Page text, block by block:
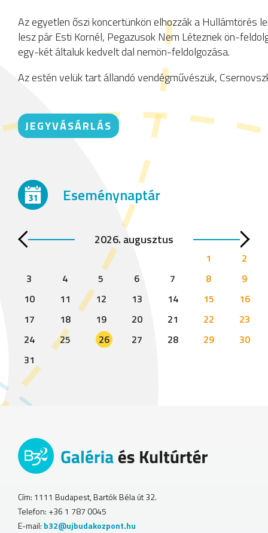
Az egyetlen őszi koncertünkön elhozzák a Hullámtörés
lesz pár Esti Kornél, Pegazusok Nem Léteznek ön-
egy-két általuk kedvelt dal nemön-feldolgozása.
Az estén velük tart állandó vendégművészük,
JEGYVÁSÁRLÁS
Eseménynaptár
2026. augusztus
1
2
3
4 5 6 7 8
9
10
11 12 13 14 15
16
17
18 19 20 21 22
23
24
25 26 27 28 29
30
31
Cím: 1111 Budapest, Bartók Béla út 32.
Telefon: +36 1 787 0045
E-mail: b32@ujbudakozpont.hu